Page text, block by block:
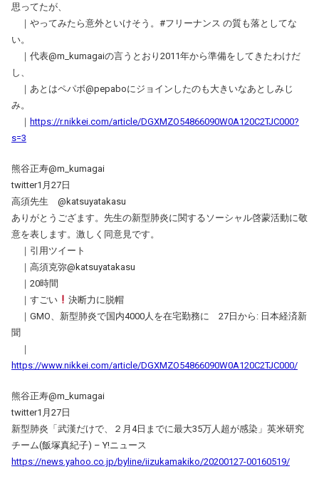
思ってたが、
｜やってみたら意外といけそう。#フリーナンス の質も落としてな
い。
｜代表@m_kumagaiの言うとおり2011年から準備をしてきたわけだ
し、
｜あとはペパボ@pepaboにジョインしたのも大きいなあとしみじ
み。
｜ https://r.nikkei.com/article/DGXMZO54866090W0A120C2TJC000?
s=3
熊谷正寿@m_kumagai
twitter1月27日
高須先生 @katsuyatakasu
ありがとうござます。先生の新型肺炎に関するソーシャル啓蒙活動に敬
意を表します。激しく同意見です。
｜引用ツイート
｜高須克弥@katsuyatakasu
｜20時間
｜すごい
決断力に脱帽
｜GMO、新型肺炎で国内4000人を在宅勤務に 27日から: 日本経済新
聞
｜
https://www.nikkei.com/article/DGXMZO54866090W0A120C2TJC000/
熊谷正寿@m_kumagai
twitter1月27日
新型肺炎「武漢だけで、２月4日までに最大35万人超が感染」英米研究
チーム(飯塚真紀子) – Y!ニュース
https://news.yahoo.co.jp/byline/iizukamakiko/20200127-00160519/